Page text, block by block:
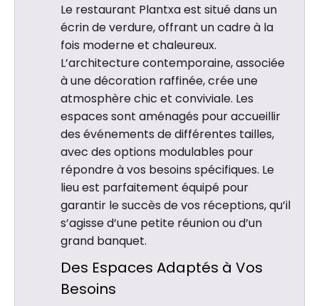
Le restaurant Plantxa est situé dans un
écrin de verdure, offrant un cadre à la
fois moderne et chaleureux.
L’architecture contemporaine, associée
à une décoration raffinée, crée une
atmosphère chic et conviviale. Les
espaces sont aménagés pour accueillir
des événements de différentes tailles,
avec des options modulables pour
répondre à vos besoins spécifiques. Le
lieu est parfaitement équipé pour
garantir le succès de vos réceptions, qu’il
s’agisse d’une petite réunion ou d’un
grand banquet.
Des Espaces Adaptés à Vos
Besoins